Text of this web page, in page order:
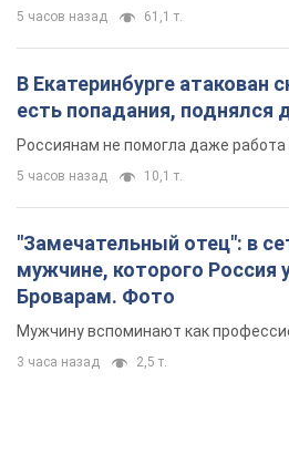
"Замечательный отец": в
мужчине, которого Россия
Броварам. Фото
Мужчину вспоминают как
3 часа назад 2,5 т.